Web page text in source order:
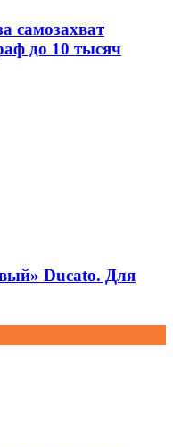
самозахват
до 10 тысяч
Ducato. Для